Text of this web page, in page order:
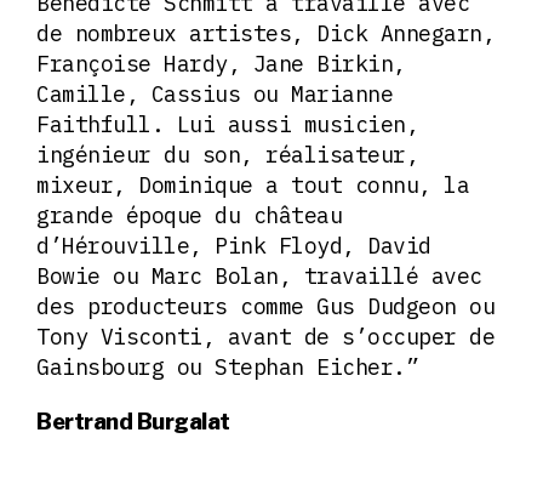
de nombreux artistes, Dick Annegarn,
Françoise Hardy, Jane Birkin,
Camille, Cassius ou Marianne
Faithfull. Lui aussi musicien,
ingénieur du son, réalisateur,
mixeur, Dominique a tout connu, la
grande époque du château
d’Hérouville, Pink Floyd, David
Bowie ou Marc Bolan, travaillé avec
des producteurs comme Gus Dudgeon ou
Tony Visconti, avant de s’occuper de
Gainsbourg ou Stephan Eicher.”
Bertrand Burgalat